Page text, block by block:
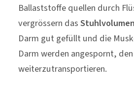
Ballaststoffe quellen durch
vergrössern dasStuhlvolumen
Darm gut gefüllt und die
Darm werden angespornt,
weiterzutransportieren.